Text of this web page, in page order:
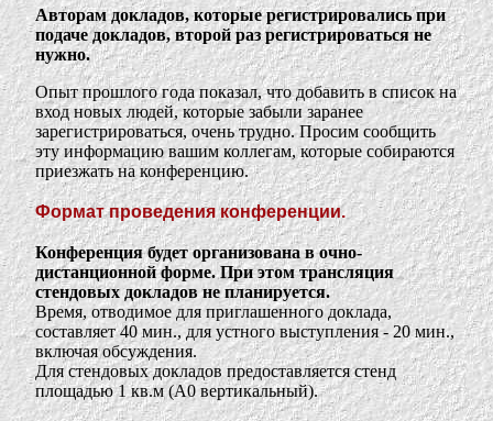
Авторам докладов, которые регистрировались при
подаче докладов, второй раз регистрироваться не
нужно.
Опыт прошлого года показал, что добавить в список на
вход новых людей, которые забыли заранее
зарегистрироваться, очень трудно. Просим сообщить
эту информацию вашим коллегам, которые собираются
приезжать на конференцию.
Формат проведения конференции.
Конференция будет организована в очно-
дистанционной форме. При этом трансляция
стендовых докладов не планируется.
Время, отводимое для приглашенного доклада,
составляет 40 мин., для устного выступления - 20 мин.,
включая обсуждения.
Для стендовых докладов предоставляется стенд
площадью 1 кв.м (А0 вертикальный).